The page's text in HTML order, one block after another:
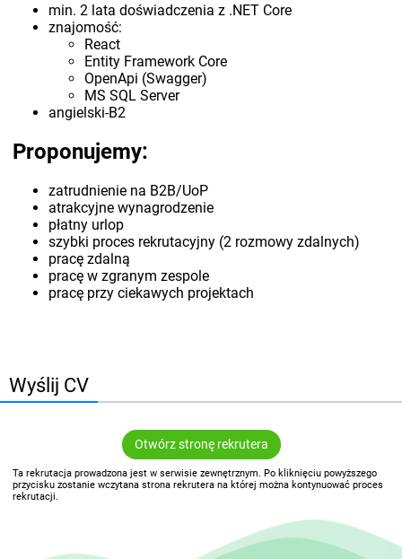
min. 2 lata doświadczenia z .NET Core
znajomość:
React
Entity Framework Core
OpenApi (Swagger)
MS SQL Server
angielski-B2
Proponujemy:
zatrudnienie na B2B/UoP
atrakcyjne wynagrodzenie
płatny urlop
szybki proces rekrutacyjny (2 rozmowy zdalnych)
pracę zdalną
pracę w zgranym zespole
pracę przy ciekawych projektach
Wyślij CV
Otwórz stronę rekrutera
Ta rekrutacja prowadzona jest w serwisie zewnętrznym. Po kliknięciu powyższego
przycisku zostanie wczytana strona rekrutera na której można kontynuować proces
rekrutacji.